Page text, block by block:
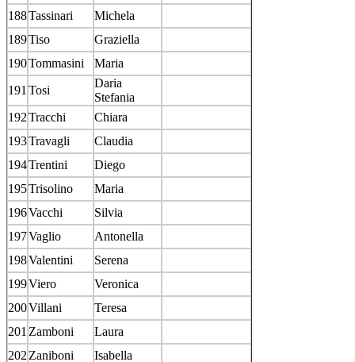
188Tassinari
Michela
189Tiso
Graziella
190Tommasini
Maria
191 Tosi
Daria
Stefania
192Tracchi
Chiara
193Travagli
Claudia
194Trentini
Diego
195Trisolino
Maria
196Vacchi
Silvia
197Vaglio
Antonella
198Valentini
Serena
199Viero
Veronica
200Villani
Teresa
201 Zamboni
Laura
202 Zaniboni
Isabella